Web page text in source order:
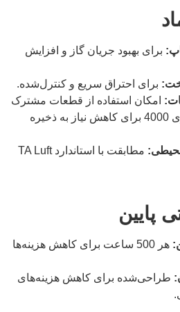
برای بهبود جریان گاز و افزایش
برای احتراق سریع و کنترل‌شده.
امکان استفاده از قطعات مشترک
با سایر موتورهای سری 4000 برای کاهش نیاز به ذخیره
مطابقت با استاندارد TA Luft
پایین
هر 500 ساعت برای کاهش هزینه‌ها
طراحی‌شده برای کاهش هزینه‌های